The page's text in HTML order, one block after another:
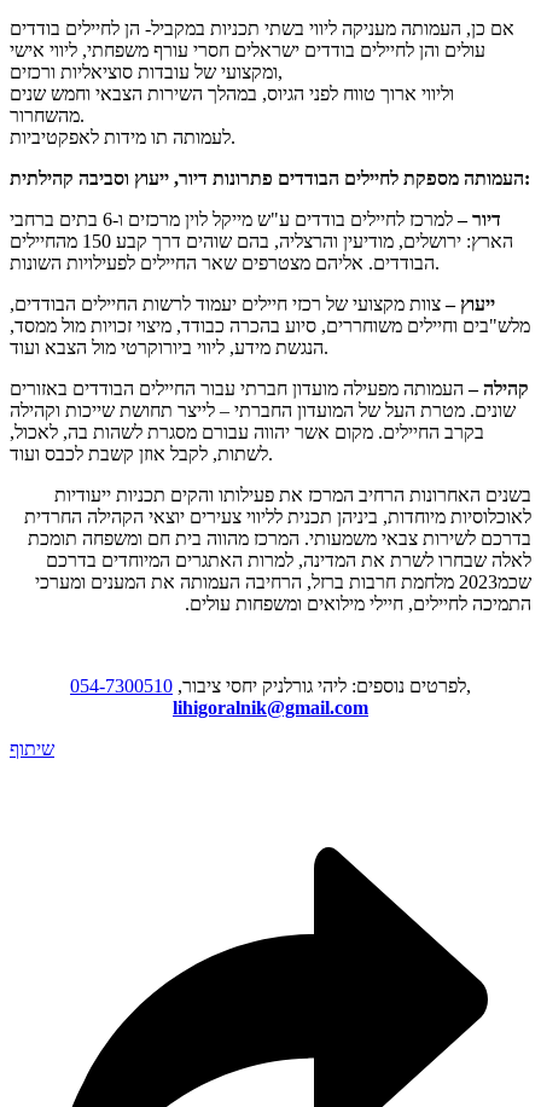
אם כן, העמותה מעניקה ליווי בשתי תכניות במקביל- הן לחיילים בודדים
עולים והן לחיילים בודדים ישראלים חסרי עורף משפחתי, ליווי אישי
ומקצועי של עובדות סוציאליות ורכזים,
וליווי ארוך טווח לפני הגיוס, במהלך השירות הצבאי וחמש שנים
מהשחרור.
לעמותה תו מידות לאפקטיביות.
העמותה מספקת לחיילים הבודדים פתרונות דיור, ייעוץ וסביבה קהילתית:
דיור –
למרכז לחיילים בודדים ע"ש מייקל לוין מרכזים ו-6 בתים ברחבי
הארץ: ירושלים, מודיעין והרצליה, בהם שוהים דרך קבע 150 מהחיילים
הבודדים. אליהם מצטרפים שאר החיילים לפעילויות השונות.
ייעוץ –צוות מקצועי של רכזי חיילים יעמוד לרשות החיילים הבודדים,
מלש"בים וחיילים משוחררים, סיוע בהכרה כבודד, מיצוי זכויות מול ממסד,
הנגשת מידע, ליווי ביורוקרטי מול הצבא ועוד.
קהילה –העמותה מפעילה מועדון חברתי עבור החיילים הבודדים באזורים
שונים. מטרת העל של המועדון החברתי – לייצר תחושת שייכות וקהילה
בקרב החיילים. מקום אשר יהווה עבורם מסגרת לשהות בה, לאכול,
לשתות, לקבל אוזן קשבת לכבס ועוד.
בשנים האחרונות הרחיב המרכז את פעילותו והקים תכניות ייעודיות
לאוכלוסיות מיוחדות, ביניהן תכנית לליווי צעירים יוצאי הקהילה החרדית
בדרכם לשירות צבאי משמעותי. המרכז מהווה בית חם ומשפחה תומכת
לאלה שבחרו לשרת את המדינה, למרות האתגרים המיוחדים בדרכם
שכמ2023 מלחמת חרבות ברזל, הרחיבה העמותה את המענים ומערכי
התמיכה לחיילים, חיילי מילואים ומשפחות עולים.
לפרטים נוספים: ליהי גורלניק יחסי ציבור, 054-7300510
,
lihigoralnik@gmail.com
שיתוף